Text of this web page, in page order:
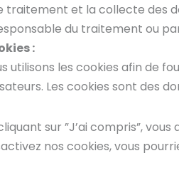
traitement et la collecte des
du traitement ou
:
utilisons les cookies afin de
Les cookies sont des
sur ”J’ai compris”,
nos cookies, vous